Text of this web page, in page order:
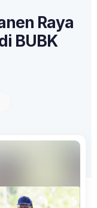
Raya
BUBK